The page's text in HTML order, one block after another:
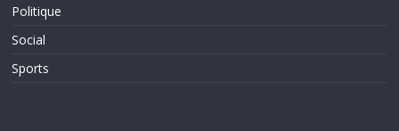
Politique
Social
Sports